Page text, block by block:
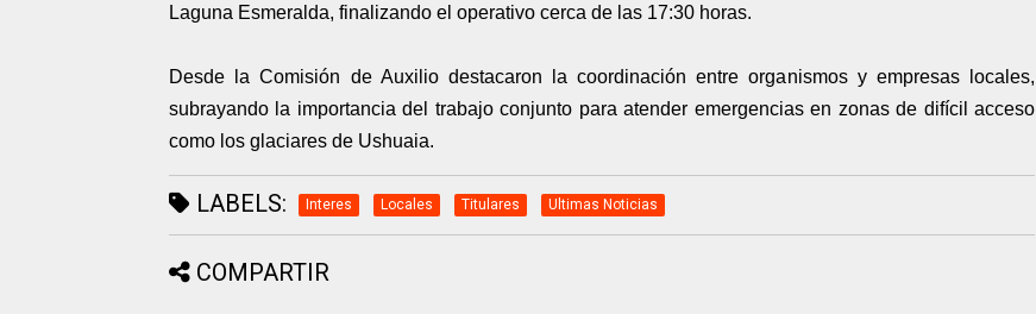
Laguna Esmeralda, finalizando el operativo cerca de las 17:30 horas.
Desde la Comisión de Auxilio destacaron la coordinación entre organismos y empresas locales,
subrayando la importancia del trabajo conjunto para atender emergencias en zonas de difícil acceso
como los glaciares de Ushuaia.
LABELS: Interes Locales Titulares Ultimas Noticias
COMPARTIR